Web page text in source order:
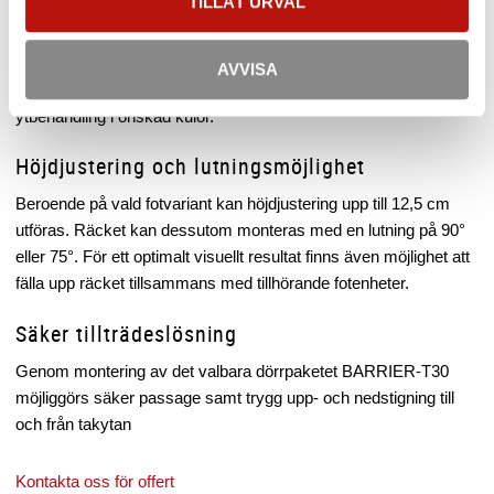
AVVISA
Anpassning av färg
För att räckessystemet ska harmoniera med byggnadens
ytbehandling i önskad kulör.
Höjdjustering och lutningsmöjlighet
Beroende på vald fotvariant kan höjdjustering upp till 12,5 cm
utföras. Räcket kan dessutom monteras med en lutning på 90°
eller 75°. För ett optimalt visuellt resultat finns även möjlighet att
fälla upp räcket tillsammans med tillhörande fotenheter.
Säker tillträdeslösning
Genom montering av det valbara dörrpaketet BARRIER-T30
möjliggörs säker passage samt trygg upp- och nedstigning till
och från takytan
Kontakta oss för offert